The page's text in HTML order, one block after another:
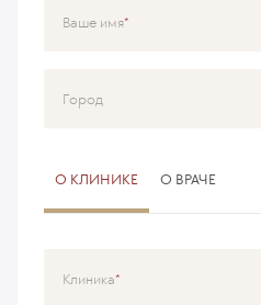
Ваше имя
Город
О КЛИНИКЕ О ВРАЧЕ
Клиника